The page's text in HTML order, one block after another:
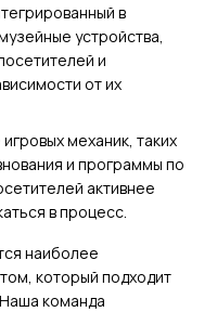
в
устройства,
и
от их
механик, таких
и программы по
активнее
в процесс.
наиболее
который подходит
команда